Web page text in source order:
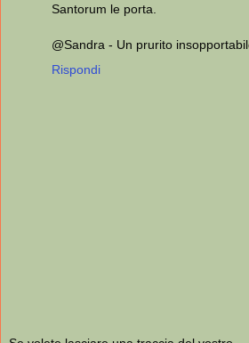
Santorum le porta.
@Sandra - Un prurito
Rispondi